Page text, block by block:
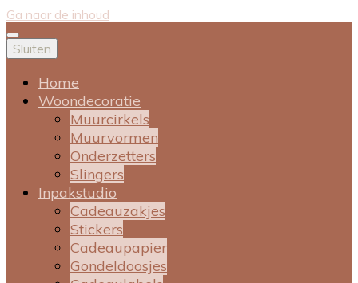
Ga naar de inhoud
Sluiten
Home
Woondecoratie
Muurcirkels
Muurvormen
Onderzetters
Slingers
Inpakstudio
Cadeauzakjes
Stickers
Cadeaupapier
Gondeldoosjes